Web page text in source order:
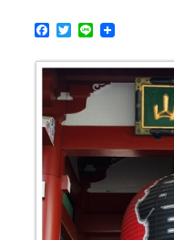
F
c
e
o
o
k
T
i
t
t
e
r
L
n
e